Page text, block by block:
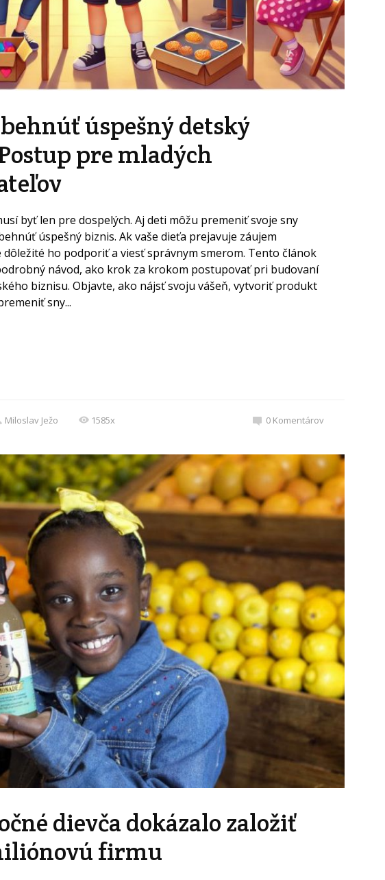
úspešný detský
pre mladých
byť len pre dospelých. Aj deti môžu premeniť svoje sny
úspešný biznis. Ak vaše dieťa prejavuje záujem
dôležité ho podporiť a viesť správnym smerom. Tento článok
návod, ako krok za krokom postupovať pri budovaní
biznisu. Objavte, ako nájsť svoju vášeň, vytvoriť produkt
sny...
Miloslav Ježo 1585x 0 Komentárov
dievča dokázalo založiť
firmu